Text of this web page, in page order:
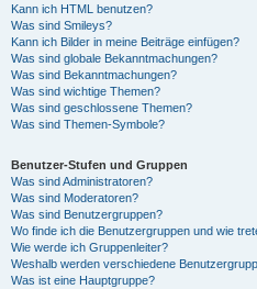
Kann ich HTML benutzen?
Was sind Smileys?
Kann ich Bilder in meine Beiträge einfügen?
Was sind globale Bekanntmachungen?
Was sind Bekanntmachungen?
Was sind wichtige Themen?
Was sind geschlossene Themen?
Was sind Themen-Symbole?
Benutzer-Stufen und Gruppen
Was sind Administratoren?
Was sind Moderatoren?
Was sind Benutzergruppen?
Wo finde ich die Benutzergruppen und wie
Wie werde ich Gruppenleiter?
Weshalb werden verschiedene
Was ist eine Hauptgruppe?